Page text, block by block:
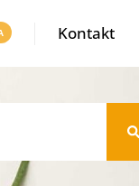
Kontakt